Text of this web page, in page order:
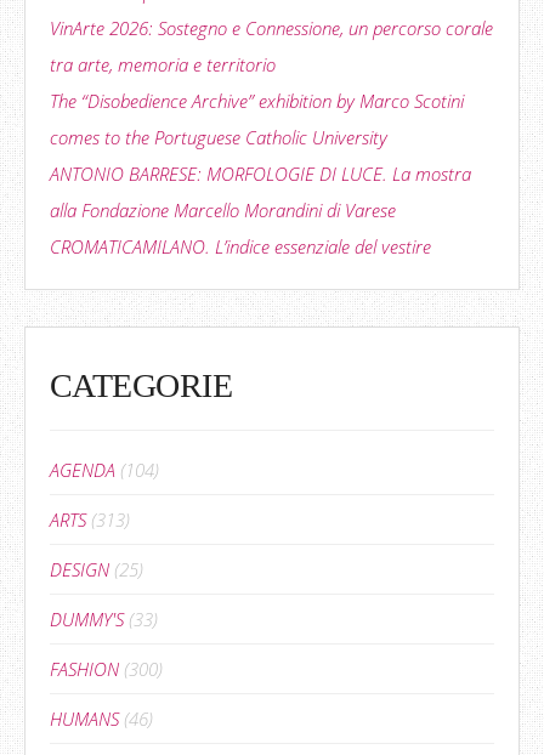
VinArte 2026: Sostegno e Connessione, un percorso corale
tra arte, memoria e territorio
The “Disobedience Archive” exhibition by Marco Scotini
comes to the Portuguese Catholic University
ANTONIO BARRESE: MORFOLOGIE DI LUCE. La mostra
alla Fondazione Marcello Morandini di Varese
CROMATICAMILANO. L’indice essenziale del vestire
CATEGORIE
AGENDA (104)
ARTS(313)
DESIGN (25)
DUMMY'S(33)
FASHION (300)
HUMANS(46)